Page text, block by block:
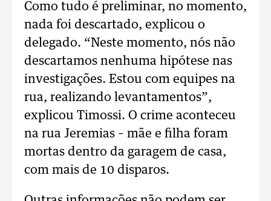
Como tudo é preliminar, no momento,
nada foi descartado, explicou o
delegado. “Neste momento, nós não
descartamos nenhuma hipótese nas
investigações. Estou com equipes na
rua, realizando levantamentos”,
explicou Timossi. O crime aconteceu
na rua Jeremias – mãe e filha foram
mortas dentro da garagem de casa,
com mais de 10 disparos.